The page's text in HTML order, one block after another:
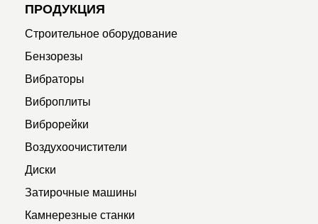
ПРОДУКЦИЯ
Строительное оборудование
Бензорезы
Вибраторы
Виброплиты
Виброрейки
Воздухоочистители
Диски
Затирочные машины
Камнерезные станки